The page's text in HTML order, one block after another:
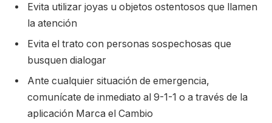
Evita utilizar joyas u objetos ostentosos que llamen
la atención
Evita el trato con personas sospechosas que
busquen dialogar
Ante cualquier situación de emergencia,
comunícate de inmediato al 9-1-1 o a través de la
aplicación Marca el Cambio